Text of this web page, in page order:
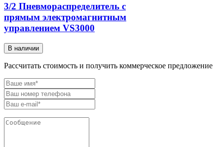
3/2 Пневмораспределитель с
прямым электромагнитным
управлением VS3000
В наличии
Рассчитать стоимость и получить коммерческое предложение